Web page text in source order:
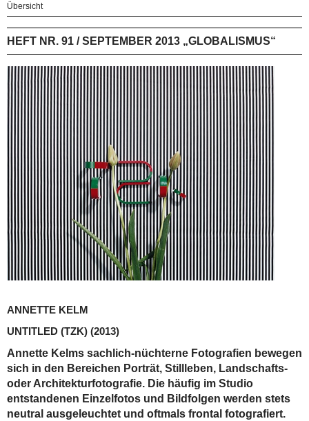
Übersicht
HEFT NR. 91 / SEPTEMBER 2013 „GLOBALISMUS“
ANNETTE KELM
UNTITLED (TZK) (2013)
Annette Kelms sachlich-nüchterne Fotografien bewegen
sich in den Bereichen Porträt, Stillleben, Landschafts-
oder Architekturfotografie. Die häufig im Studio
entstandenen Einzelfotos und Bildfolgen werden stets
neutral ausgeleuchtet und oftmals frontal fotografiert.